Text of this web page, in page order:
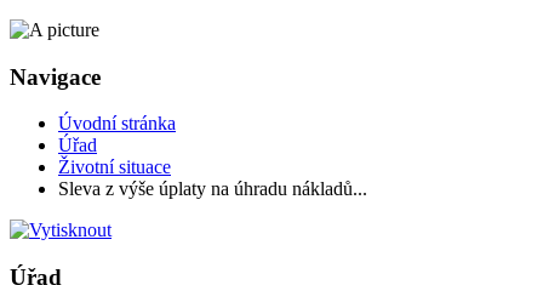
Navigace
Úvodní stránka
Úřad
Životní situace
Sleva z výše úplaty na úhradu nákladů...
Úřad